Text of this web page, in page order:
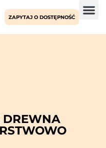
ZAPYTAJ O DOSTĘPNOŚĆ
DREWNA